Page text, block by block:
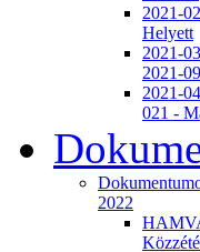
2021-
Helyett
2021-
2021-
2021-
021 -
2022